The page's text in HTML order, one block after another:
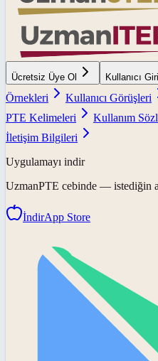
Ücretsiz Üye Ol Kullanıcı
Örnekleri
Kullanıcı Görüşleri
PTE Kelimeleri
Kullanım
İletişim Bilgileri
Uygulamayı indir
UzmanPTE cebinde — istediğin
İndirApp Store